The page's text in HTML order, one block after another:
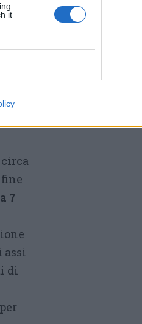
it
7
assi
di